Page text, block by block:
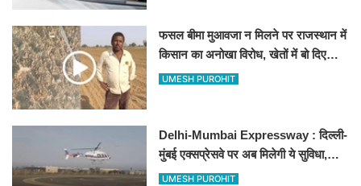
फसल बीमा मुआवजा न मिलने पर राजस्थान में
किसान का अनोखा विरोध, खेतों में बो दिए
500-500 रुपए के नोट, वीडियो वायरल
UMESH PUROHIT
Delhi-Mumbai Expressway : दिल्ली-
मुंबई एक्सप्रेसवे पर अब मिलेगी ये सुविधा,
हेलीकॉप्टर सर्विस से तुरंत घायल पहुंचेगा
UMESH PUROHIT